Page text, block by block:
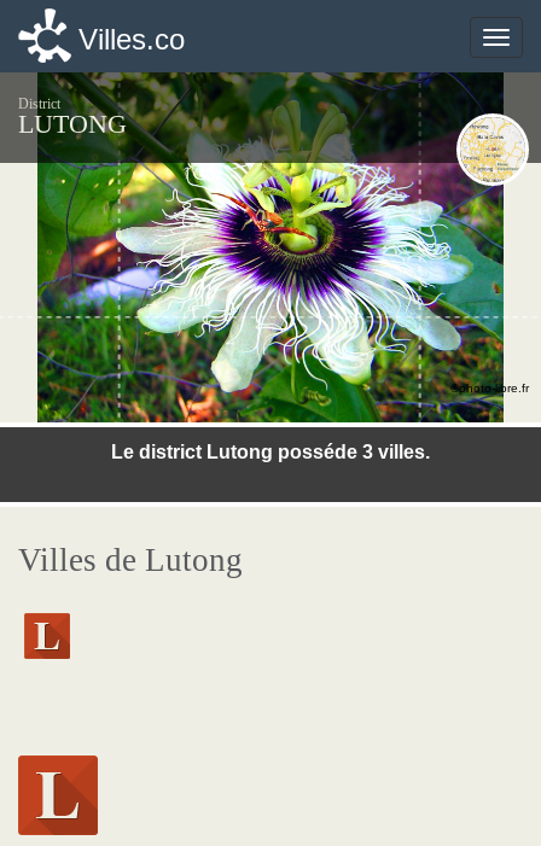
Toggle
Villes.co
District
LUTONG
Le district Lutong posséde 3 villes.
©photo-libre.fr
Villes de Lutong
Toggle
Villes.co